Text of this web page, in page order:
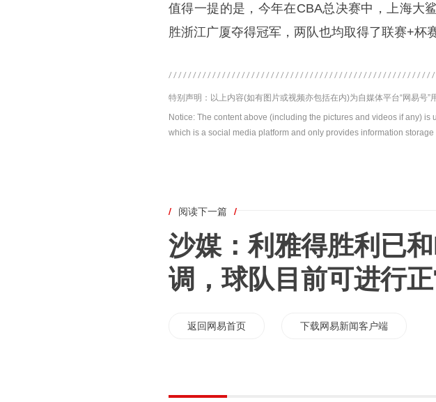
值得一提的是，今年在CBA总决赛中，上海大
胜浙江广厦夺得冠军，两队也均取得了联赛+杯
特别声明：以上内容(如有图片或视频亦包括在内)为自媒体平台“网易号”
Notice: The content above (including the pictures and videos if any)
which is a social media platform and only provides information storage
/ 阅读下一篇 /
沙媒：利雅得胜利已
调，球队目前可进行
返回网易首页 下载网易新闻客户端